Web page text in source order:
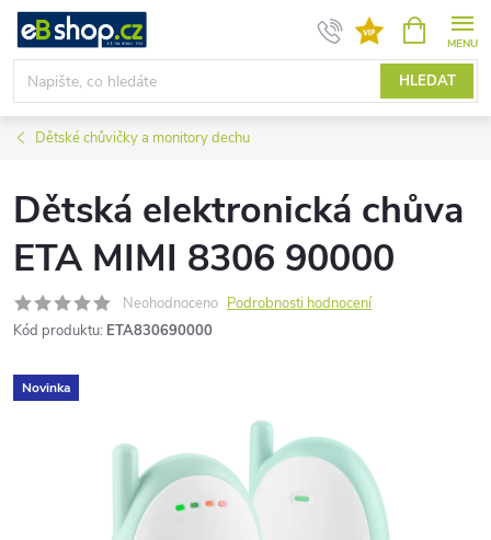
Přejít
obsah
HLEDAT
NÁKUPNÍ
KOŠÍK
Dětské chůvičky a monitory dechu
Dětská elektronická chůva
ETA MIMI 8306 90000
Neohodnoceno Podrobnosti hodnocení
Kód produktu: ETA830690000
Novinka